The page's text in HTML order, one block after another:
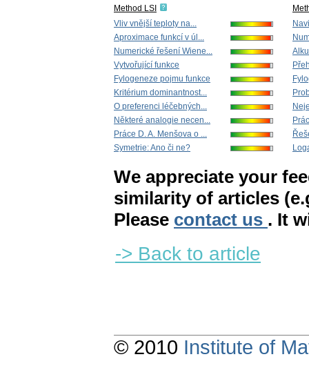
Method LSI
Vliv vnější teploty na...
Aproximace funkcí v úl...
Numerické řešení Wiene...
Vytvořující funkce
Fylogeneze pojmu funkce
Kritérium dominantnost...
O preferenci léčebných...
Některé analogie necen...
Práce D. A. Menšova o ...
Symetrie: Ano či ne?
We appreciate your
similarity of articles
Please contact us . It
-> Back to article
© 2010 Institute of